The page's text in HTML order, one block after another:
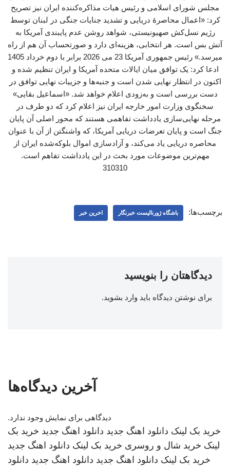
مجلس شورای اسلامی و رئیس هیات مذاکره‌کننده ایران نیز تصریح
کرد: «اعمال محاصرهٔ دریایی و تشدید جنایات جنگی در لبنان توسط
رژیم نسل‌کش صهیونیستی، شواهد روشن عدم پایبندی آمریکا به
آتش بس است. هر انتخابی، هزینه‌ای دارد و صورتحساب آن هم از راه
میرسد.» رئیس جمهوری آمریکا 23 می 2026 برابر با دوم خرداد 1405
ادعا کرد: یک توافق میان ایالات متحده آمریکا و ایران تنظیم شده و
اکنون در انتظار نهایی شدن است و جنبه‌ها و جزییات نهایی توافق در
دست بررسی است و به‌زودی اعلام خواهد شد. «اسماعیل بقایی»
سخنگوی وزارت امور خارجه ایران نیز اعلام کرد که دو طرف در
مرحله نهایی‌سازی یادداشت تفاهمی هستند که محور اصلی آن پایان
جنگ است و پایان تعرضات دریایی آمریکا، که واشنگتن از آن با عنوان
محاصره دریایی یاد می‌کند، و آزادسازی اموال بلوکه‌شده ایران از
مهم‌ترین موضوعات مورد بحث در این یادداشت تفاهم است.
310310
برچسب‌ها: باشگاه ژورنالیست خبرنگار اخرین خبر
دیدگاهتان را بنویسید
برای نوشتن دیدگاه باید وارد بشوید.
آخرین دیدگاه‌ها
دیدگاهی برای نمایش وجود ندارد.
خرید بک لینک دانلود اهنگ جدید دانلود اهنگ جدید خرید بک
لینک خرید شال و روسری خرید بک لینک دانلود اهنگ جدید
خرید بک لینک دانلود اهنگ جدید دانلود اهنگ جدید دانلود